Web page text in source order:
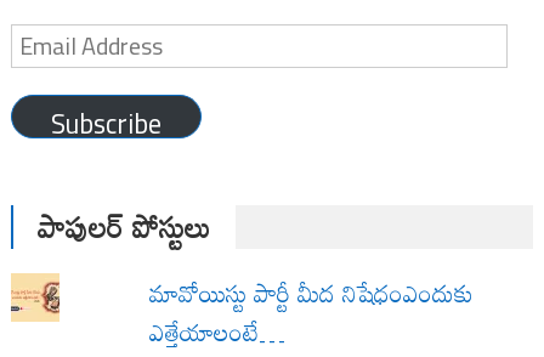
Email
Address
Subscribe
పాపులర్ పోస్టులు
మావోయిస్టు పార్టీ మీద నిషేధంఎందుకు
ఎత్తేయాలంటే…